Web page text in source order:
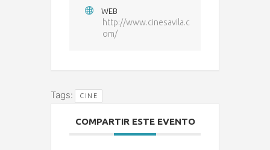
WEB
http://www.cinesavila.c
om/
Tags: CINE
COMPARTIR ESTE EVENTO